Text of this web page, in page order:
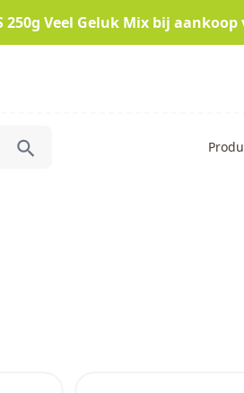
Veel Geluk Mix bij aankoop